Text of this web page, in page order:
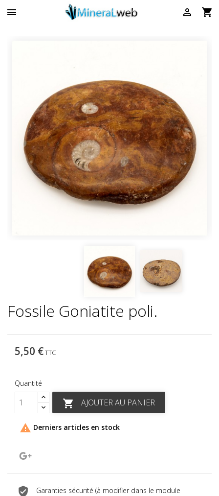
 

Fossile Goniatite poli.
5,50 €TTC
Quantité
 AJOUTER AU PANIER
 Derniers articles en stock
Garanties sécurité (à modifier dans le module